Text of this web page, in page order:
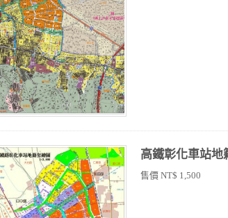
高鐵彰化車站地
售價 NT$ 1,500